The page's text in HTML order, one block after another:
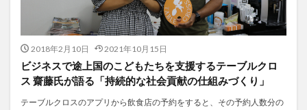
2018年2月10日 2021年10月15日
ビジネスで途上国のこどもたちを支援するテーブルクロ
ス 齋藤氏が語る「持続的な社会貢献の仕組みづくり」
テーブルクロスのアプリから飲食店の予約をすると、その予約人数分の